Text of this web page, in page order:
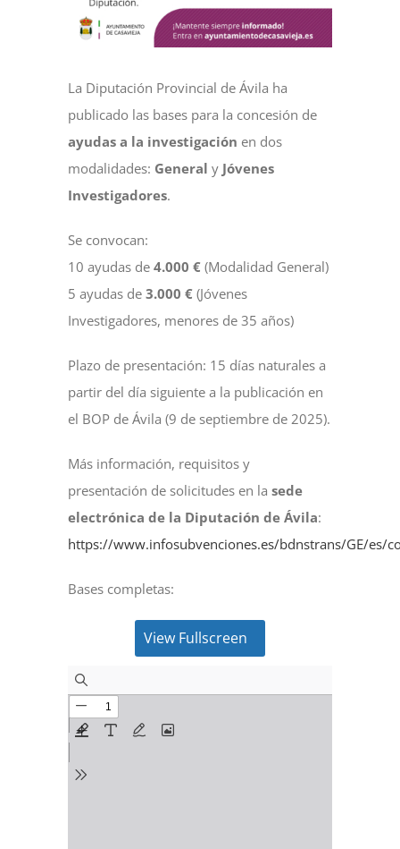
CONTACTO
La Diputación Provincial de Ávila ha
publicado las bases para la concesión de
ayudas a la investigación en dos
modalidades: General y Jóvenes
Investigadores.
Se convocan:
10 ayudas de4.000 € (Modalidad General)
5 ayudas de3.000 € (Jóvenes
Investigadores, menores de 35 años)
Plazo de presentación: 15 días naturales a
partir del día siguiente a la publicación en
el BOP de Ávila (9 de septiembre de 2025).
Más información, requisitos y
presentación de solicitudes en lasede
electrónica de la Diputación de Ávila:
https://www.infosubvenciones.es/bdnstrans/GE/es/
Bases completas:
View Fullscreen